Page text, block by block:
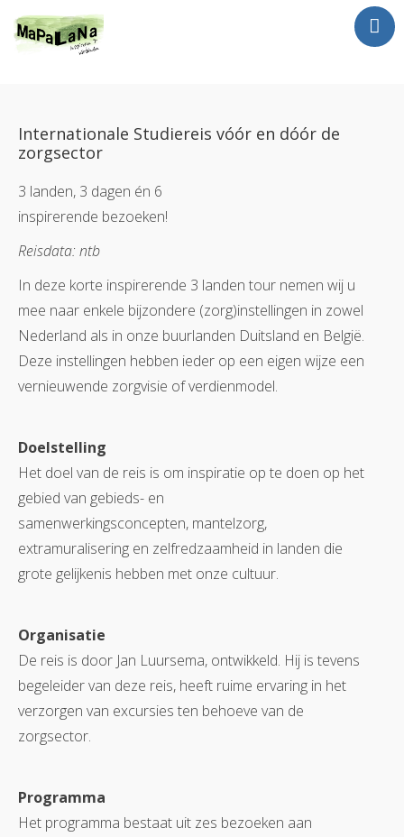
Netwerken en Partners
Reizen
Contact
Internationale Studiereis vóór en dóór de
zorgsector
3 landen, 3 dagen én 6
inspirerende bezoeken!
Reisdata: ntb
In deze korte inspirerende 3 landen tour nemen wij u
mee naar enkele bijzondere (zorg)instellingen in zowel
Nederland als in onze buurlanden Duitsland en België.
Deze instellingen hebben ieder op een eigen wijze een
vernieuwende zorgvisie of verdienmodel.
Doelstelling
Het doel van de reis is om inspiratie op te doen op het
gebied van gebieds- en
samenwerkingsconcepten, mantelzorg,
extramuralisering en zelfredzaamheid in landen die
grote gelijkenis hebben met onze cultuur.
Organisatie
De reis is door Jan Luursema, ontwikkeld. Hij is tevens
begeleider van deze reis, heeft ruime ervaring in het
verzorgen van excursies ten behoeve van de
zorgsector.
Programma
Het programma bestaat uit zes bezoeken aan